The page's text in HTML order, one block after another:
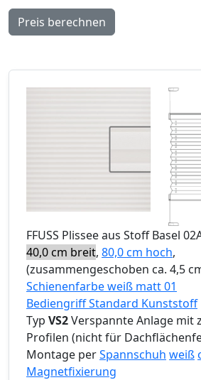
Preis berechnen
FFUSS Plissee aus Stoff Basel
40,0 cm breit, 80,0 cm hoch,
(zusammengeschoben ca. 4,5
Schienenfarbe weiß matt 01
Bediengriff Standard Kunststoff
Typ VS2Verspannte Anlage mit
Profilen (nicht für
Montage perSpannschuh weiß
Magnetfixierung